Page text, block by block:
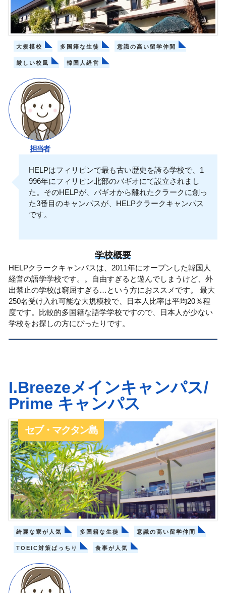
大規模校 多国籍な生徒 意識の高い留学仲間
厳しい校風 韓国人経営
担当者
HELPはフィリピンで最も古い歴史を誇る学校で、1
996年にフィリピン北部のバギオにて設立されまし
た。そのHELPが、バギオから離れたクラークに創っ
た3番目のキャンパスが、HELPクラークキャンパス
です。
学校概要
HELPクラークキャンパスは、2011年にオープンした韓国人
経営の語学学校です。。自由すぎると遊んでしまうけど、外
出禁止の学校は窮屈すぎる…という方におススメです。 最大
250名受け入れ可能な大規模校で、日本人比率は平均20％程
度です。比較的多国籍な語学学校ですので、日本人が少ない
学校をお探しの方にぴったりです。
I.Breezeメインキャンパス/
Prime キャンパス
セブ・マクタン島
綺麗な寮が人気 多国籍な生徒 意識の高い留学仲間
TOEIC対策ばっちり 食事が人気